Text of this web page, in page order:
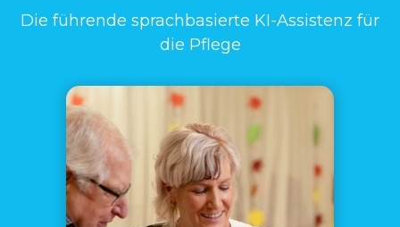
Die führende sprachbasierte KI-Assistenz für
die Pflege